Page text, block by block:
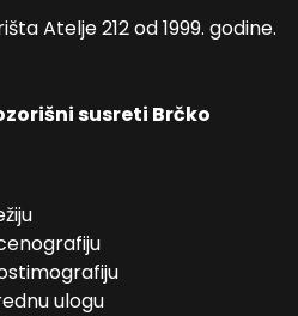
Atelje 212 od 1999. godine.
susreti Brčko
ulogu